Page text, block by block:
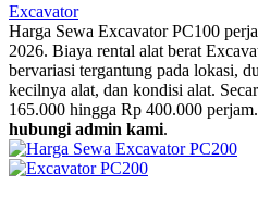
Excavator
Harga Sewa Excavator PC100
2026. Biaya rental alat berat
bervariasi tergantung pada lokasi,
kecilnya alat, dan kondisi alat.
165.000 hingga Rp 400.000 perjam.
hubungi admin kami.